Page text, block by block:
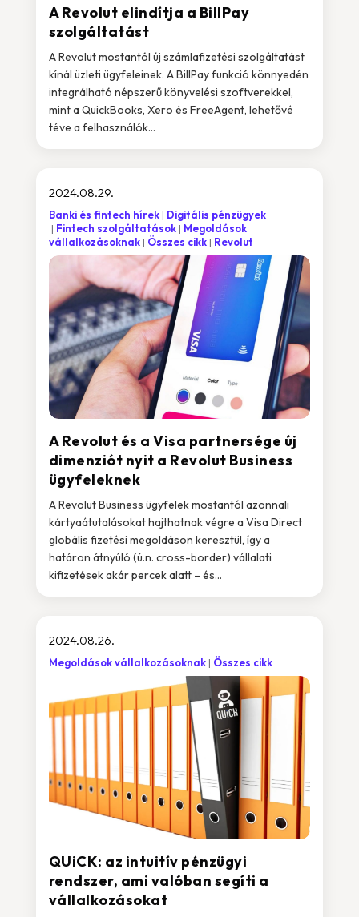
A Revolut elindítja a BillPay
szolgáltatást
A Revolut mostantól új számlafizetési szolgáltatást
kínál üzleti ügyfeleinek. A BillPay funkció könnyedén
integrálható népszerű könyvelési szoftverekkel,
mint a QuickBooks, Xero és FreeAgent, lehetővé
téve a felhasználók...
A Revolut és a Visa partnersége új
dimenziót nyit a Revolut Business
ügyfeleknek
2024.08.29.
Banki és fintech hírek
Digitális pénzügyek
Fintech szolgáltatások
Megoldások
vállalkozásoknak
Összes cikk Revolut
A Revolut Business ügyfelek mostantól azonnali
kártyaátutalásokat hajthatnak végre a Visa Direct
globális fizetési megoldáson keresztül, így a
határon átnyúló (ú.n. cross-border) vállalati
kifizetések akár percek alatt – és...
QUiCK: az intuitív pénzügyi
rendszer, ami valóban segíti a
vállalkozásokat
2024.08.26.
Megoldások vállalkozásoknak Összes cikk